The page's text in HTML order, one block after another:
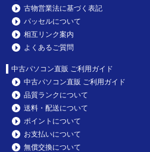
古物営業法に基づく表記
パッセルについて
相互リンク案内
よくあるご質問
中古パソコン直販 ご利用ガイド
中古パソコン直販 ご利用ガイド
品質ランクについて
送料・配送について
ポイントについて
お支払いについて
無償交換について